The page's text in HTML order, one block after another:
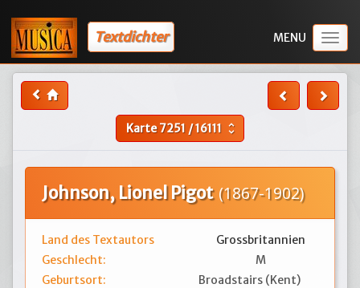
Textdichter
Karte7251 /16111 unfold_more
Johnson, Lionel Pigot (1867-1902)
Land des Textautors
Grossbritannien
Geschlecht:
M
Geburtsort:
Broadstairs (Kent)